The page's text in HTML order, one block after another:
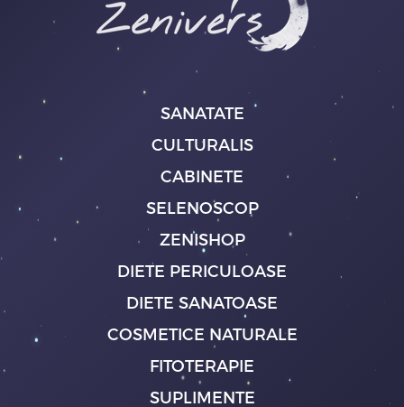
SANATATE
CULTURALIS
CABINETE
SELENOSCOP
ZENISHOP
DIETE PERICULOASE
DIETE SANATOASE
COSMETICE NATURALE
FITOTERAPIE
SUPLIMENTE